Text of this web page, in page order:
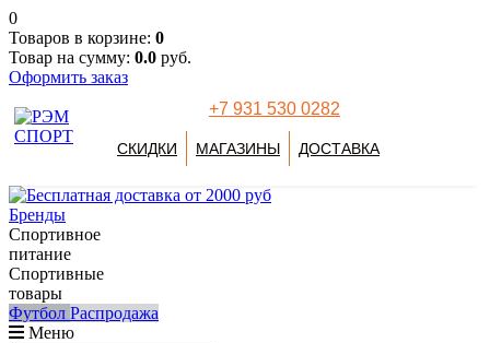
0
Товаров в корзине: 0
Товар на сумму: 0.0 руб.
Оформить заказ
+7 931 530 0282
СКИДКИ МАГАЗИНЫ ДОСТАВКА
Бренды
Спортивное
питание
Спортивные
товары
Футбол Распродажа
Меню